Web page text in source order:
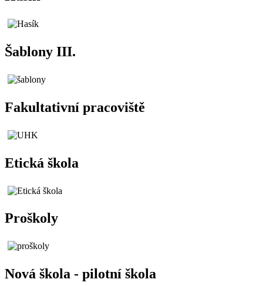
Šablony III.
Fakultativní pracoviště
Etická škola
Proškoly
Nová škola - pilotní škola